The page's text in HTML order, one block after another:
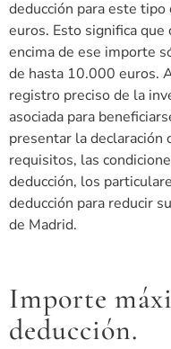
deducción para este
euros. Esto significa
encima de ese importe
de hasta 10.000 euros.
registro preciso de la
asociada para
presentar la declaración
requisitos, las
deducción, los
deducción para reducir
de Madrid.
Importe
deducción.